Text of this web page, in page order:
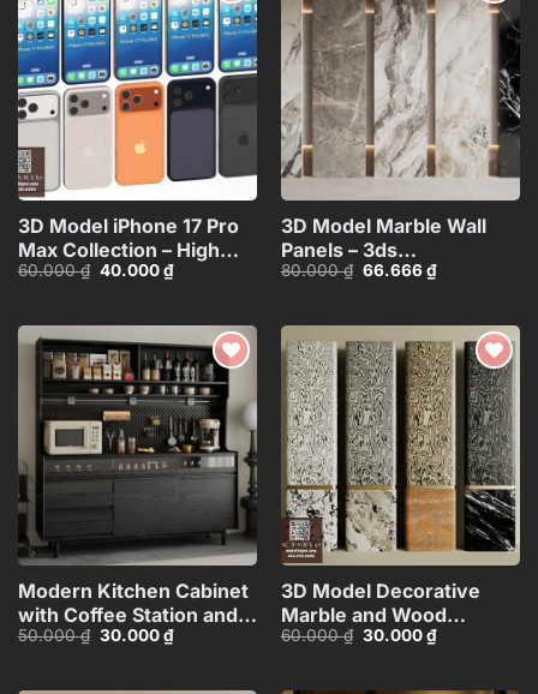
Add to
wishlist
3D Model iPhone 17 Pro
Max Collection – High
Quality Smartphone
60.000₫ Giá
40.000₫Giá
hiện
40.000 ₫.
Add to
wishlist
3D Model Marble Wall
Panels – 3ds
Max_102325390
80.000₫ Giá
66.666₫Giá
hiện
66.666 ₫.
Add to
wishlist
Modern Kitchen Cabinet
with Coffee Station and
Appliances – 3D
50.000₫ Giá
30.000₫Giá
hiện
Add to
wishlist
3D Model Decorative
Marble and Wood
Texture
CR
60.000₫ Giá
30.000₫Giá
hiện